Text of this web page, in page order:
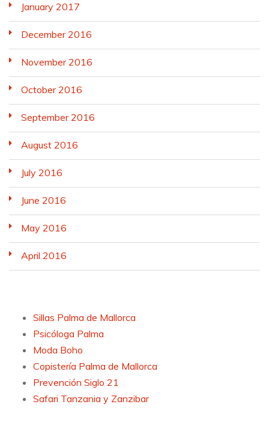
January 2017
December 2016
November 2016
October 2016
September 2016
August 2016
July 2016
June 2016
May 2016
April 2016
Sillas Palma de Mallorca
Psicóloga Palma
Moda Boho
Copistería Palma de Mallorca
Prevención Siglo 21
Safari Tanzania y Zanzibar